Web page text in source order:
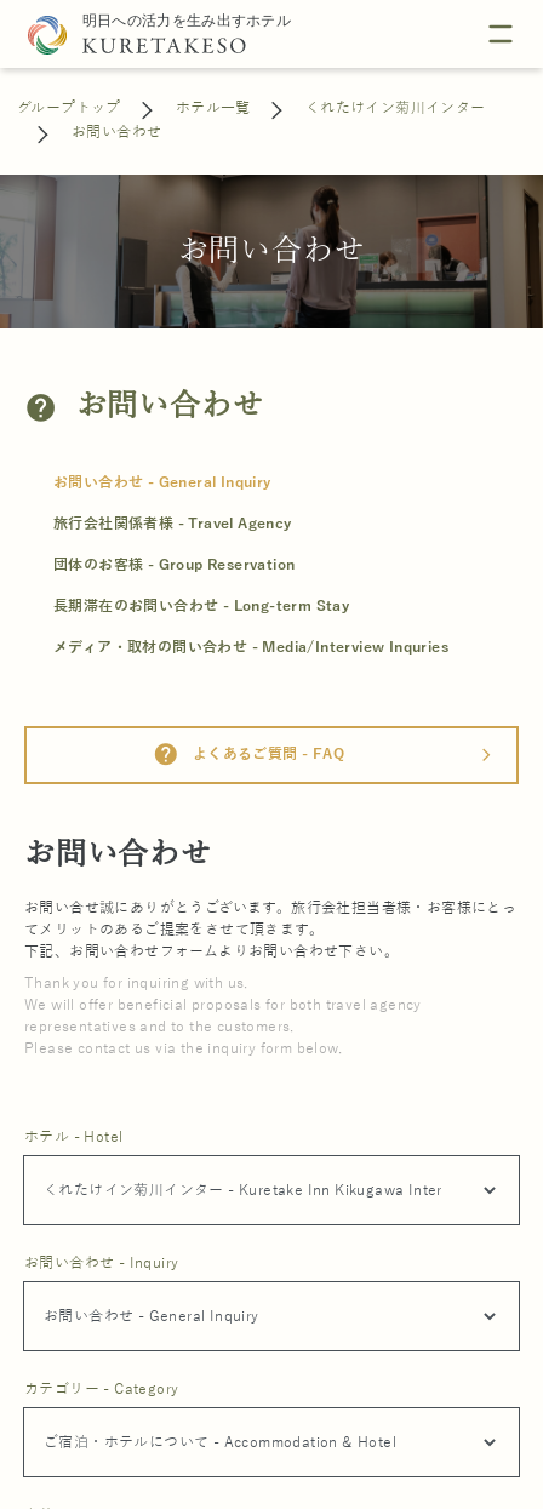
グループトップ ホテル一覧
くれたけイン菊川インター
お問い合わせ
お問い合わせ
help お問い合わせ
お問い合わせ - General Inquiry
旅行会社関係者様 - Travel Agency
団体のお客様 - Group Reservation
長期滞在のお問い合わせ - Long-term Stay
メディア・取材の問い合わせ - Media/Interview Inquries
help よくあるご質問 - FAQ arrow_forward_ios
お問い合わせ
お問い合せ誠にありがとうございます。旅行会社担当者様・お客様にとっ
てメリットのあるご提案をさせて頂きます。
下記、お問い合わせフォームよりお問い合わせ下さい。
Thank you for inquiring with us.
We will offer beneficial proposals for both travel agency
representatives and to the customers.
Please contact us via the inquiry form below.
ホテル - Hotel
お問い合わせ - Inquiry
カテゴリー - Category